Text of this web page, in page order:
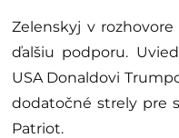
Zelenskyj v
ďalšiu podporu.
USA Donaldovi
dodatočné strely pre
Patriot.